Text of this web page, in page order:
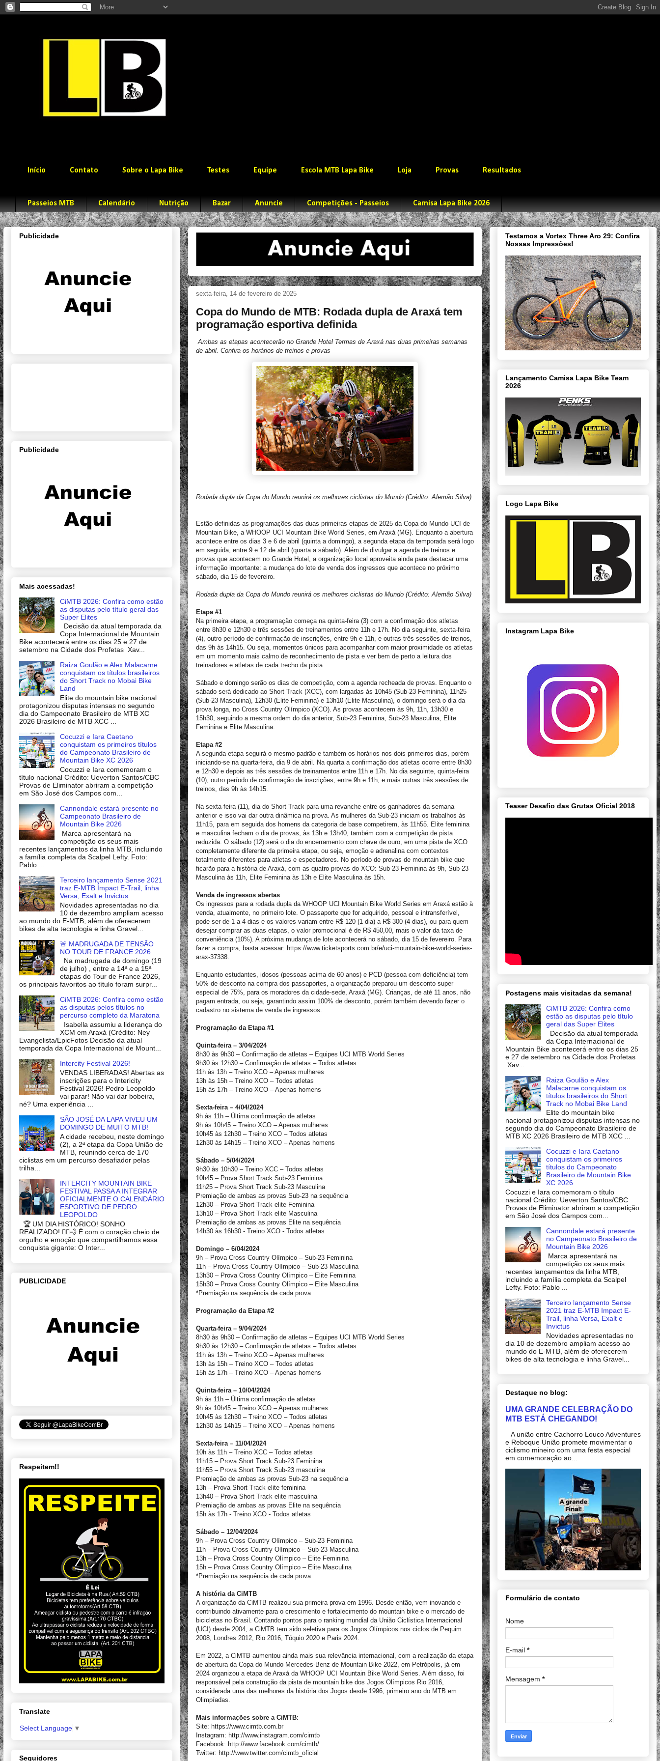
Início Contato Sobre o Lapa Bike Testes Equipe Escola MTB Lapa Bike Loja Provas Resultados
Passeios MTB Calendário Nutrição Bazar Anuncie Competições - Passeios Camisa Lapa Bike 2026
sexta-feira, 14 de fevereiro de 2025
Copa do Mundo de MTB: Rodada dupla de Araxá tem
programação esportiva definida
Ambas as etapas acontecerão no Grande Hotel Termas de Araxá nas duas primeiras semanas
de abril. Confira os horários de treinos e provas
Rodada dupla da Copa do Mundo reunirá os melhores ciclistas do Mundo (Crédito: Alemão Silva)
Estão definidas as programações das duas primeiras etapas de 2025 da Copa do Mundo UCI de
Mountain Bike, a WHOOP UCI Mountain Bike World Series, em Araxá (MG). Enquanto a abertura
acontece entre os dias 3 e 6 de abril (quinta a domingo), a segunda etapa da temporada será logo
em seguida, entre 9 e 12 de abril (quarta a sábado). Além de divulgar a agenda de treinos e
provas que acontecem no Grande Hotel, a organização local aproveita ainda para destacar uma
informação importante: a mudança do lote de venda dos ingressos que acontece no próximo
sábado, dia 15 de fevereiro.
Rodada dupla da Copa do Mundo reunirá os melhores ciclistas do Mundo (Crédito: Alemão Silva)
Etapa #1
Na primeira etapa, a programação começa na quinta-feira (3) com a confirmação dos atletas
entre 8h30 e 12h30 e três sessões de treinamentos entre 11h e 17h. No dia seguinte, sexta-feira
(4), outro período de confirmação de inscrições, entre 9h e 11h, e outras três sessões de treinos,
das 9h às 14h15. Ou seja, momentos únicos para acompanhar com maior proximidade os atletas
em um momento mais calmo de reconhecimento de pista e ver bem de perto a leitura dos
treinadores e atletas de cada trecho da pista.
Sábado e domingo serão os dias de competição, com a agenda recheada de provas. Enquanto o
sábado será dedicado ao Short Track (XCC), com largadas às 10h45 (Sub-23 Feminina), 11h25
(Sub-23 Masculina), 12h30 (Elite Feminina) e 13h10 (Elite Masculina), o domingo será o dia da
prova longa, no Cross Country Olímpico (XCO). As provas acontecem às 9h, 11h, 13h30 e
15h30, seguindo a mesma ordem do dia anterior, Sub-23 Feminina, Sub-23 Masculina, Elite
Feminina e Elite Masculina.
Etapa #2
A segunda etapa seguirá o mesmo padrão e também os horários nos dois primeiros dias, porém
iniciando-se na quarta-feira, dia 9 de abril. Na quarta a confirmação dos atletas ocorre entre 8h30
e 12h30 e depois as três sessões de treinamentos entre 11h e 17h. No dia seguinte, quinta-feira
(10), outro período de confirmação de inscrições, entre 9h e 11h, e mais outras três sessões de
treinos, das 9h às 14h15.
Na sexta-feira (11), dia do Short Track para uma revanche entre os ganhadores da semana
anterior e isso vai dar outra dinâmica na prova. As mulheres da Sub-23 iniciam os trabalhos às
11h15, para em seguida dos homens da categoria de base competirem, às 11h55. Elite feminina
e masculina fecham o dia de provas, às 13h e 13h40, também com a competição de pista
reduzida. O sábado (12) será o dia do encerramento com chave de ouro, em uma pista de XCO
completamente diferente da primeira etapa, ou seja, emoção e adrenalina com contextos
totalmente diferentes para atletas e espectadores. No período de provas de mountain bike que
ficarão para a história de Araxá, com as quatro provas do XCO: Sub-23 Feminina às 9h, Sub-23
Masculina às 11h, Elite Feminina às 13h e Elite Masculina às 15h.
Venda de ingressos abertas
Os ingressos para a rodada dupla da WHOOP UCI Mountain Bike World Series em Araxá estão à
venda, atualmente, no primeiro lote. O passaporte que for adquirido, pessoal e intransferível,
pode ser de 1 a 4 dias e os valores variam entre R$ 120 (1 dia) a R$ 300 (4 dias), ou para quem
desejar comprar as duas etapas, o valor promocional é de R$ 450,00, mais o valor da taxa de
conveniência (10%). A próxima mudança de lote acontecerá no sábado, dia 15 de fevereiro. Para
fazer a compra, basta acessar: https://www.ticketsports.com.br/e/uci-mountain-bike-world-series-
arax-37338.
Enquanto estudantes, idosos (pessoas acima de 60 anos) e PCD (pessoa com deficiência) tem
50% de desconto na compra dos passaportes, a organização preparou um desconto super
especial de 75%, para os moradores da cidade-sede, Araxá (MG). Crianças, de até 11 anos, não
pagam entrada, ou seja, garantindo assim 100% de desconto, porém também devendo fazer o
cadastro no sistema de venda de ingressos.
Programação da Etapa #1
Quinta-feira – 3/04/2024
8h30 às 9h30 – Confirmação de atletas – Equipes UCI MTB World Series
9h30 às 12h30 – Confirmação de atletas – Todos atletas
11h às 13h – Treino XCO – Apenas mulheres
13h às 15h – Treino XCO – Todos atletas
15h às 17h – Treino XCO – Apenas homens
Sexta-feira – 4/04/2024
9h às 11h – Última confirmação de atletas
9h às 10h45 – Treino XCO – Apenas mulheres
10h45 às 12h30 – Treino XCO – Todos atletas
12h30 às 14h15 – Treino XCO – Apenas homens
Sábado – 5/04/2024
9h30 às 10h30 – Treino XCC – Todos atletas
10h45 – Prova Short Track Sub-23 Feminina
11h25 – Prova Short Track Sub-23 Masculina
Premiação de ambas as provas Sub-23 na sequência
12h30 – Prova Short Track elite Feminina
13h10 – Prova Short Track elite Masculina
Premiação de ambas as provas Elite na sequência
14h30 às 16h30 - Treino XCO - Todos atletas
Domingo – 6/04/2024
9h – Prova Cross Country Olímpico – Sub-23 Feminina
11h – Prova Cross Country Olímpico – Sub-23 Masculina
13h30 – Prova Cross Country Olímpico – Elite Feminina
15h30 – Prova Cross Country Olímpico – Elite Masculina
*Premiação na sequência de cada prova
Programação da Etapa #2
Quarta-feira – 9/04/2024
8h30 às 9h30 – Confirmação de atletas – Equipes UCI MTB World Series
9h30 às 12h30 – Confirmação de atletas – Todos atletas
11h às 13h – Treino XCO – Apenas mulheres
13h às 15h – Treino XCO – Todos atletas
15h às 17h – Treino XCO – Apenas homens
Quinta-feira – 10/04/2024
9h às 11h – Última confirmação de atletas
9h às 10h45 – Treino XCO – Apenas mulheres
10h45 às 12h30 – Treino XCO – Todos atletas
12h30 às 14h15 – Treino XCO – Apenas homens
Sexta-feira – 11/04/2024
10h às 11h – Treino XCC – Todos atletas
11h15 – Prova Short Track Sub-23 Feminina
11h55 – Prova Short Track Sub-23 masculina
Premiação de ambas as provas Sub-23 na sequência
13h – Prova Short Track elite feminina
13h40 – Prova Short Track elite masculina
Premiação de ambas as provas Elite na sequência
15h às 17h - Treino XCO - Todos atletas
Sábado – 12/04/2024
9h – Prova Cross Country Olímpico – Sub-23 Feminina
11h – Prova Cross Country Olímpico – Sub-23 Masculina
13h – Prova Cross Country Olímpico – Elite Feminina
15h – Prova Cross Country Olímpico – Elite Masculina
*Premiação na sequência de cada prova
A história da CiMTB
A organização da CiMTB realizou sua primeira prova em 1996. Desde então, vem inovando e
contribuindo ativamente para o crescimento e fortalecimento do mountain bike e o mercado de
bicicletas no Brasil. Contando pontos para o ranking mundial da União Ciclística Internacional
(UCI) desde 2004, a CiMTB tem sido seletiva para os Jogos Olímpicos nos ciclos de Pequim
2008, Londres 2012, Rio 2016, Tóquio 2020 e Paris 2024.
Em 2022, a CiMTB aumentou ainda mais sua relevância internacional, com a realização da etapa
de abertura da Copa do Mundo Mercedes-Benz de Mountain Bike 2022, em Petrópolis, já em
2024 organizou a etapa de Araxá da WHOOP UCI Mountain Bike World Series. Além disso, foi
responsável pela construção da pista de mountain bike dos Jogos Olímpicos Rio 2016,
considerada uma das melhores da história dos Jogos desde 1996, primeiro ano do MTB em
Olimpíadas.
Mais informações sobre a CiMTB:
Site: https://www.cimtb.com.br
Instagram: http://www.instagram.com/cimtb
Facebook: http://www.facebook.com/cimtb/
Twitter: http://www.twitter.com/cimtb_oficial
Publicidade
Publicidade
Mais acessadas!
CiMTB 2026: Confira como estão
as disputas pelo título geral das
Super Elites
Decisão da atual temporada da
Copa Internacional de Mountain
Bike acontecerá entre os dias 25 e 27 de
setembro na Cidade dos Profetas Xav...
Raiza Goulão e Alex Malacarne
conquistam os títulos brasileiros
do Short Track no Mobai Bike
Land
Elite do mountain bike nacional
protagonizou disputas intensas no segundo
dia do Campeonato Brasileiro de MTB XC
2026 Brasileiro de MTB XCC ...
Cocuzzi e Iara Caetano
conquistam os primeiros títulos
do Campeonato Brasileiro de
Mountain Bike XC 2026
Cocuzzi e Iara comemoram o
título nacional Crédito: Ueverton Santos/CBC
Provas de Eliminator abriram a competição
em São José dos Campos com...
Cannondale estará presente no
Campeonato Brasileiro de
Mountain Bike 2026
Marca apresentará na
competição os seus mais
recentes lançamentos da linha MTB, incluindo
a família completa da Scalpel Lefty. Foto:
Pablo ...
Terceiro lançamento Sense 2021
traz E-MTB Impact E-Trail, linha
Versa, Exalt e Invictus
Novidades apresentadas no dia
10 de dezembro ampliam acesso
ao mundo do E-MTB, além de oferecerem
bikes de alta tecnologia e linha Gravel...
🚨 MADRUGADA DE TENSÃO
NO TOUR DE FRANCE 2026
Na madrugada de domingo (19
de julho) , entre a 14ª e a 15ª
etapas do Tour de France 2026,
os principais favoritos ao título foram surpr...
CiMTB 2026: Confira como estão
as disputas pelos títulos no
percurso completo da Maratona
Isabella assumiu a liderança do
XCM em Araxá (Crédito: Ney
Evangelista/EpicFotos Decisão da atual
temporada da Copa Internacional de Mount...
Intercity Festival 2026!
VENDAS LIBERADAS! Abertas as
inscrições para o Intericity
Festival 2026! Pedro Leopoldo
vai parar! Não vai dar bobeira,
né? Uma experiência ...
SÃO JOSÉ DA LAPA VIVEU UM
DOMINGO DE MUITO MTB!
A cidade recebeu, neste domingo
(2), a 2ª etapa da Copa União de
MTB, reunindo cerca de 170
ciclistas em um percurso desafiador pelas
trilha...
INTERCITY MOUNTAIN BIKE
FESTIVAL PASSA A INTEGRAR
OFICIALMENTE O CALENDÁRIO
ESPORTIVO DE PEDRO
LEOPOLDO
🏆 UM DIA HISTÓRICO! SONHO
REALIZADO! 🚴‍♂️💨 É com o coração cheio de
orgulho e emoção que compartilhamos essa
conquista gigante: O Inter...
PUBLICIDADE
Respeitem!!
Translate
Select Language ▼
Seguidores
Testamos a Vortex Three Aro 29: Confira
Nossas Impressões!
Lançamento Camisa Lapa Bike Team
2026
Logo Lapa Bike
Instagram Lapa Bike
Teaser Desafio das Grutas Oficial 2018
Postagens mais visitadas da semana!
CiMTB 2026: Confira como
estão as disputas pelo título
geral das Super Elites
Decisão da atual temporada
da Copa Internacional de
Mountain Bike acontecerá entre os dias 25
e 27 de setembro na Cidade dos Profetas
Xav...
Raiza Goulão e Alex
Malacarne conquistam os
títulos brasileiros do Short
Track no Mobai Bike Land
Elite do mountain bike
nacional protagonizou disputas intensas no
segundo dia do Campeonato Brasileiro de
MTB XC 2026 Brasileiro de MTB XCC ...
Cocuzzi e Iara Caetano
conquistam os primeiros
títulos do Campeonato
Brasileiro de Mountain Bike
XC 2026
Cocuzzi e Iara comemoram o título
nacional Crédito: Ueverton Santos/CBC
Provas de Eliminator abriram a competição
em São José dos Campos com...
Cannondale estará presente
no Campeonato Brasileiro de
Mountain Bike 2026
Marca apresentará na
competição os seus mais
recentes lançamentos da linha MTB,
incluindo a família completa da Scalpel
Lefty. Foto: Pablo ...
Terceiro lançamento Sense
2021 traz E-MTB Impact E-
Trail, linha Versa, Exalt e
Invictus
Novidades apresentadas no
dia 10 de dezembro ampliam acesso ao
mundo do E-MTB, além de oferecerem
bikes de alta tecnologia e linha Gravel...
Destaque no blog:
UMA GRANDE CELEBRAÇÃO DO
MTB ESTÁ CHEGANDO!
A união entre Cachorro Louco Adventures
e Reboque União promete movimentar o
ciclismo mineiro com uma festa especial
em comemoração ao...
Formulário de contato
Nome
E-mail *
Mensagem *